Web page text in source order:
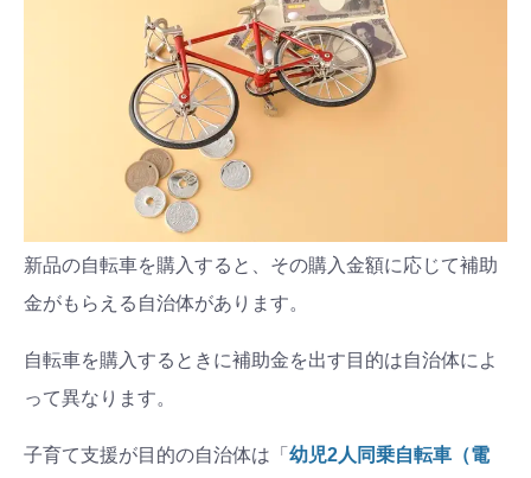
新品の自転車を購入すると、その購入金額に応じて補助
金がもらえる自治体があります。
自転車を購入するときに補助金を出す目的は自治体によ
って異なります。
子育て支援が目的の自治体は「 幼児2人同乗自転車（電